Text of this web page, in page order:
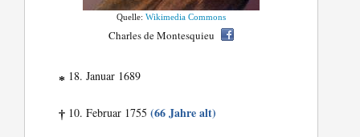
Quelle:Wikimedia Commons
Charles de Montesquieu
* 18. Januar 1689
† 10. Februar 1755(66 Jahre alt)